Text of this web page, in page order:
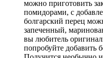
можно приготовить
помидорами, с
болгарский перец
запеченный,
вы любитель
попробуйте добавить